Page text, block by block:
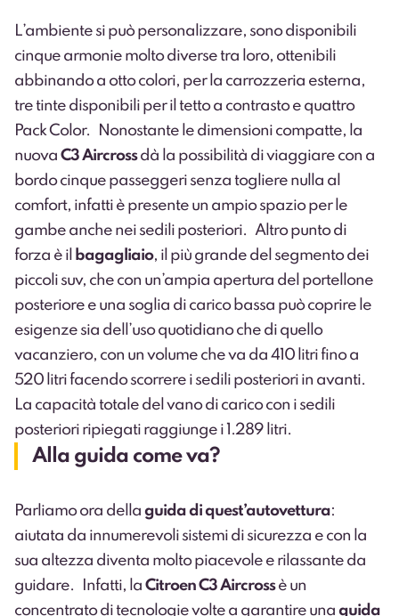
L’ambiente si può personalizzare, sono disponibili
cinque armonie molto diverse tra loro, ottenibili
abbinando a otto colori, per la carrozzeria esterna,
tre tinte disponibili per il tetto a contrasto e quattro
Pack Color. Nonostante le dimensioni compatte, la
nuova C3 Aircrossdà la possibilità di viaggiare con a
bordo cinque passeggeri senza togliere nulla al
comfort, infatti è presente un ampio spazio per le
gambe anche nei sedili posteriori. Altro punto di
forza è il
bagagliaio, il più grande del segmento dei
piccoli suv, che con un’ampia apertura del portellone
posteriore e una soglia di carico bassa può coprire le
esigenze sia dell’uso quotidiano che di quello
vacanziero, con un volume che va da 410 litri fino a
520 litri facendo scorrere i sedili posteriori in avanti.
La capacità totale del vano di carico con i sedili
posteriori ripiegati raggiunge i 1.289 litri.
Alla guida come va?
Parliamo ora della guida di quest’autovettura:
aiutata da innumerevoli sistemi di sicurezza e con la
sua altezza diventa molto piacevole e rilassante da
guidare. Infatti, la Citroen C3 Aircrossè un
concentrato di tecnologie volte a garantire una guida